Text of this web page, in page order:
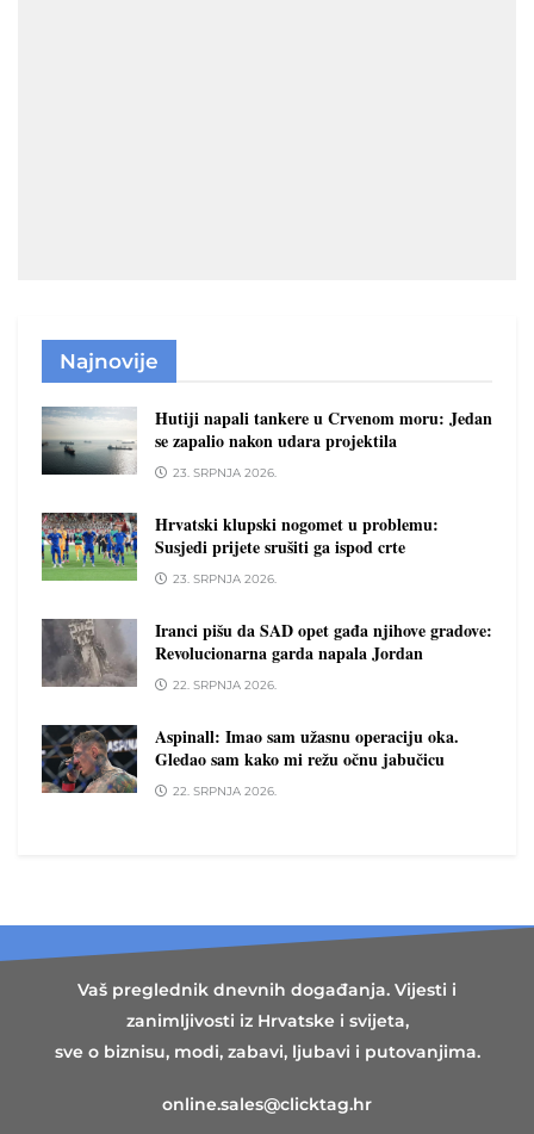
Najnovije
Hutiji napali tankere u Crvenom moru: Jedan
se zapalio nakon udara projektila
23. SRPNJA 2026.
Hrvatski klupski nogomet u problemu:
Susjedi prijete srušiti ga ispod crte
23. SRPNJA 2026.
Iranci pišu da SAD opet gađa njihove gradove:
Revolucionarna garda napala Jordan
22. SRPNJA 2026.
Aspinall: Imao sam užasnu operaciju oka.
Gledao sam kako mi režu očnu jabučicu
22. SRPNJA 2026.
Vaš preglednik dnevnih događanja. Vijesti i
zanimljivosti iz Hrvatske i svijeta,
sve o biznisu, modi, zabavi, ljubavi i putovanjima.
online.sales@clicktag.hr